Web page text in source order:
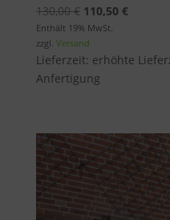
130,00€ Ursprünglicher
Preis
war:
130,00 €
110,50 €Aktueller
110,50
Enthält 19% MwSt.
zzgl. Versand
Lieferzeit: erhöhte
Anfertigung